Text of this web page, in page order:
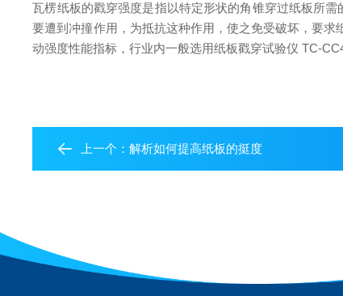
瓦楞纸板的戳穿强度是指以特定形状的角锥穿过纸板所
要遭到冲撞作用，为抵抗这种作用，使之免受破坏，要
动强度性能指标，行业内一般选用纸板戳穿试验仪 TC-
上一个：解析如何提高纸板的挺度